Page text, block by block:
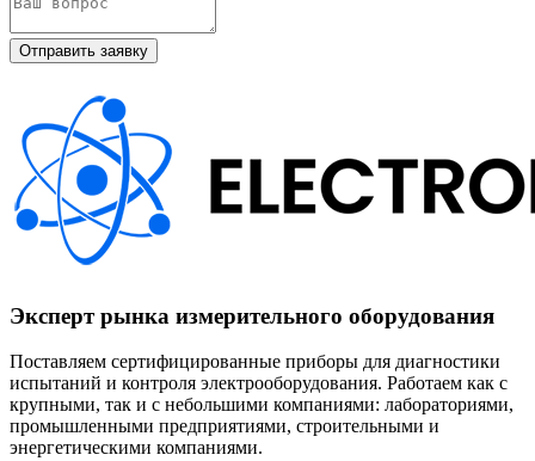
Эксперт рынка измерительного оборудования
Поставляем сертифицированные приборы для диагностики
испытаний и контроля электрооборудования. Работаем как с
крупными, так и с небольшими компаниями: лабораториями,
промышленными предприятиями, строительными и
энергетическими компаниями.